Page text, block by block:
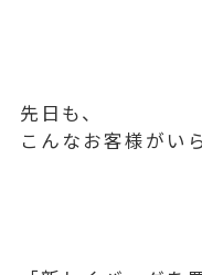
先日も、
こんなお客様がい